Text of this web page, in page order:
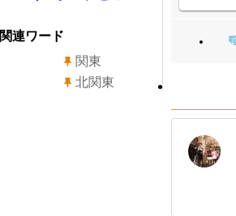
関連ワード
関東
北関東